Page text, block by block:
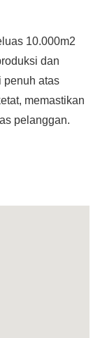
10.000m2
dan
penuh atas
memastikan
pelanggan.